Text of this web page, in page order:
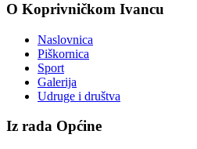
O Koprivničkom Ivancu
Naslovnica
Piškornica
Sport
Galerija
Udruge i društva
Iz rada Općine